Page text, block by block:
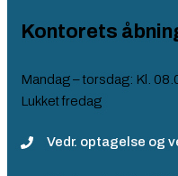
Kontorets
Mandag – torsdag: Kl.
Lukket fredag​
Vedr. optagelse og